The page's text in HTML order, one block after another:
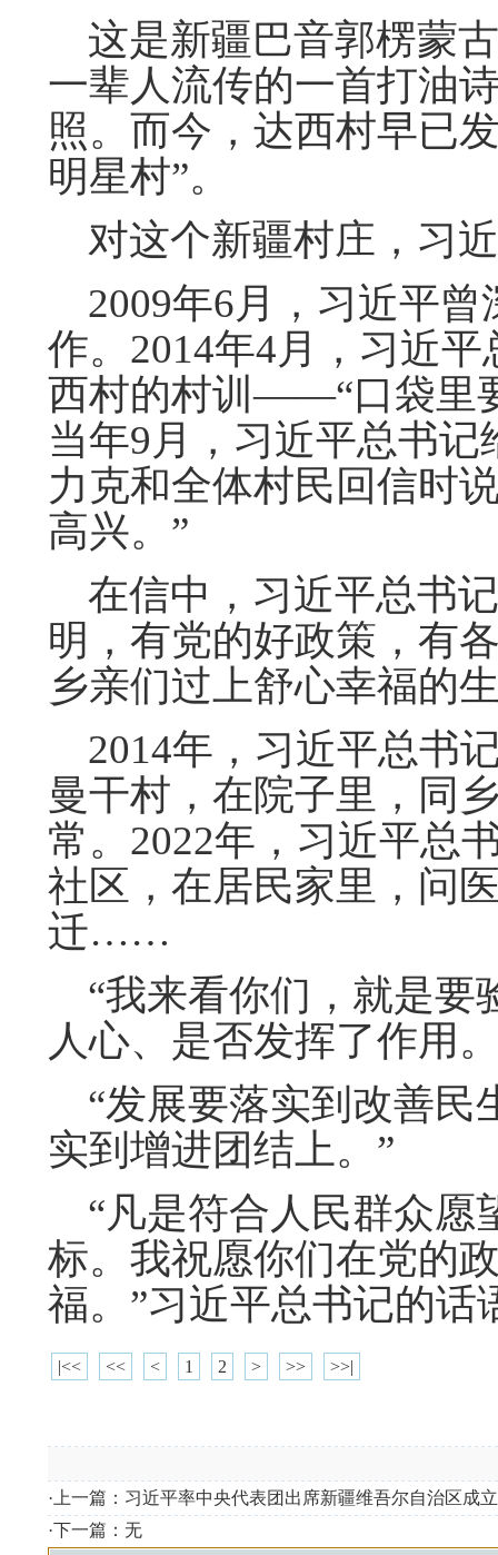
这是新疆巴音郭楞蒙
一辈人流传的一首打油
照。而今，达西村早已
明星村”。
对这个新疆村庄，习
2009年6月，习近平曾
作。2014年4月，习近
西村的村训——“口袋里
当年9月，习近平总书记
力克和全体村民回信时
高兴。”
在信中，习近平总书
明，有党的好政策，有
乡亲们过上舒心幸福的
2014年，习近平总书
曼干村，在院子里，同
常。2022年，习近平总
社区，在居民家里，问
迁……
“我来看你们，就是要
人心、是否发挥了作用
“发展要落实到改善民
实到增进团结上。”
“凡是符合人民群众愿
标。我祝愿你们在党的
福。”习近平总书记的
|<< << < 1 2 > >> >>|
·上一篇： 习近平率中央代表团出席新疆维吾尔自治区成
·下一篇：无